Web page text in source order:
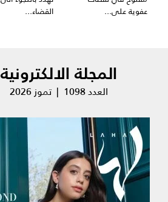
عفوية على...
القضاء...
المجلة الالكترونية
العدد 1098 | تموز 2026